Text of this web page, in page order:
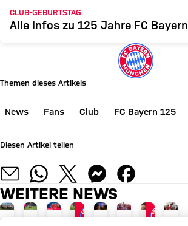
CLUB-GEBURTSTAG
Alle Infos zu 125 Jahre FC Bayern
Themen dieses Artikels
News Fans Club FC Bayern 125
Diesen Artikel teilen
WEITERE NEWS